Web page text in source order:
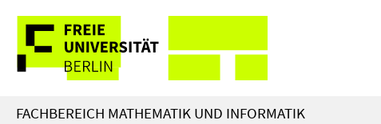
direkt
Inhalt
Service-
Navigation
FACHBEREICH MATHEMATIK UND INFORMATIK